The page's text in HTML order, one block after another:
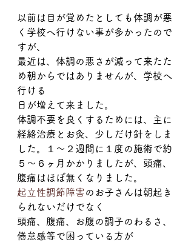
以前は目が覚めたとしても体調が悪
く学校へ行けない事が多かったので
すが、
最近は、体調の悪さが減って来たた
め朝からではありませんが、学校へ
行ける
日が増えて来ました。
体調不要を良くするためには、主に
経絡治療とお灸、少しだけ針をしま
した。１〜２週間に１度の施術で約
５〜６ヶ月かかりましたが、頭痛、
腹痛はほぼ無くなりました。
起立性調節障害のお子さんは朝起き
られないだけでなく
頭痛、腹痛、お腹の調子のわるさ、
倦怠感等で困っている方が